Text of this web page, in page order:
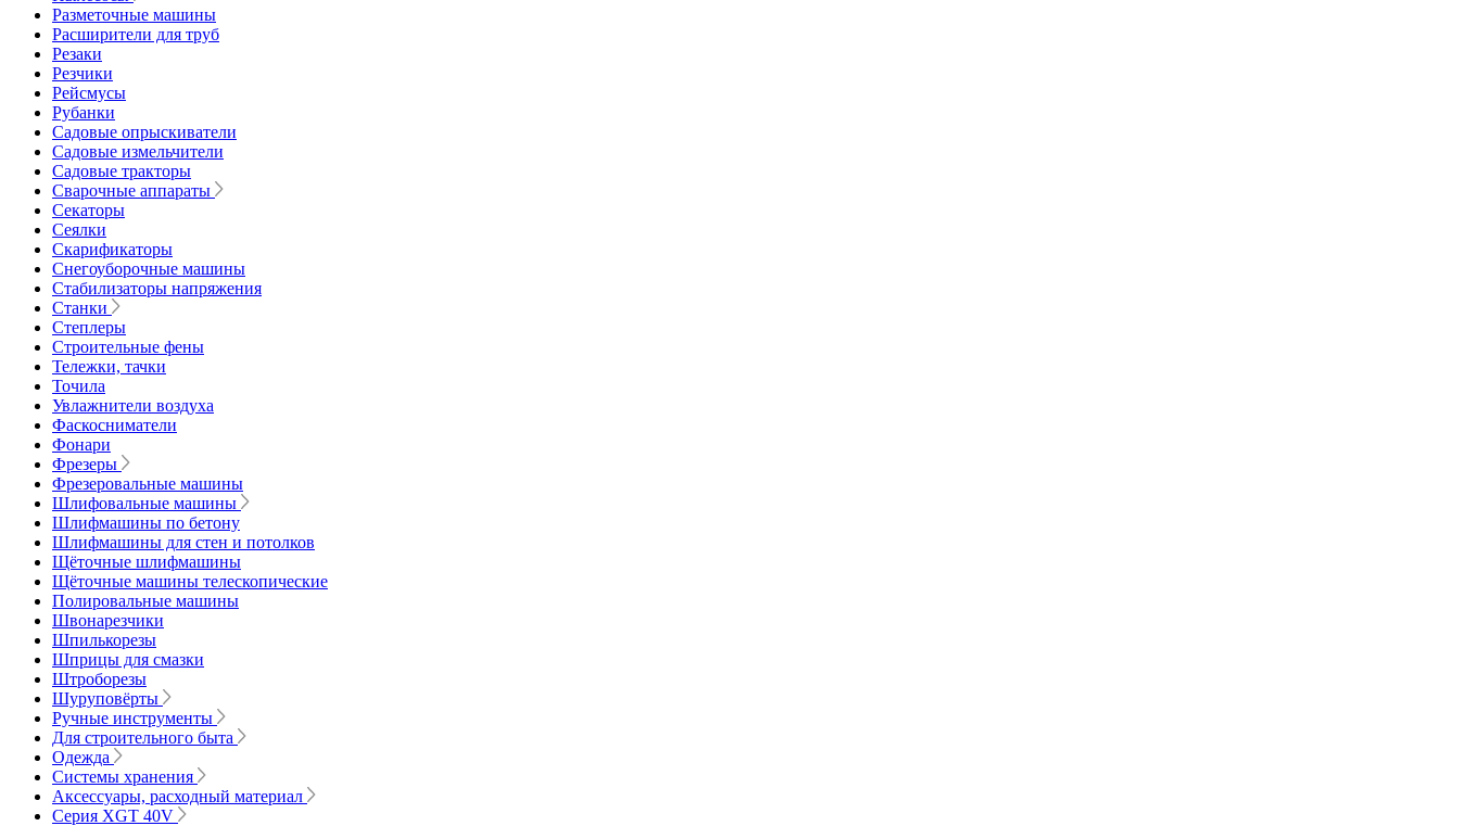
Разметочные машины
Расширители для труб
Резаки
Резчики
Рейсмусы
Рубанки
Садовые опрыскиватели
Садовые измельчители
Садовые тракторы
Сварочные аппараты
Секаторы
Сеялки
Скарификаторы
Снегоуборочные машины
Стабилизаторы напряжения
Станки
Степлеры
Строительные фены
Тележки, тачки
Точила
Увлажнители воздуха
Фаскосниматели
Фонари
Фрезеры
Фрезеровальные машины
Шлифовальные машины
Шлифмашины по бетону
Шлифмашины для стен и потолков
Щёточные шлифмашины
Щёточные машины телескопические
Полировальные машины
Швонарезчики
Шпилькорезы
Шприцы для смазки
Штроборезы
Шуруповёрты
Ручные инструменты
Для строительного быта
Одежда
Системы хранения
Аксессуары, расходный материал
Серия XGT 40V